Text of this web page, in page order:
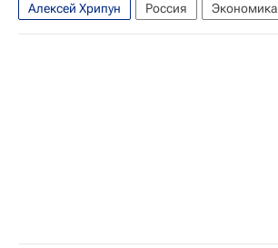
Алексей Хрипун Россия Экономика